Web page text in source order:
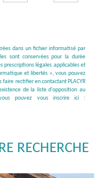
dans un fichier informatisé par
sont conservées pour la durée
prescriptions légales applicables et
et libertés », vous pouvez
rectifier en contactant PLACYR
de la liste d'opposition au
pouvez vous inscrire ici :
RECHERCHE